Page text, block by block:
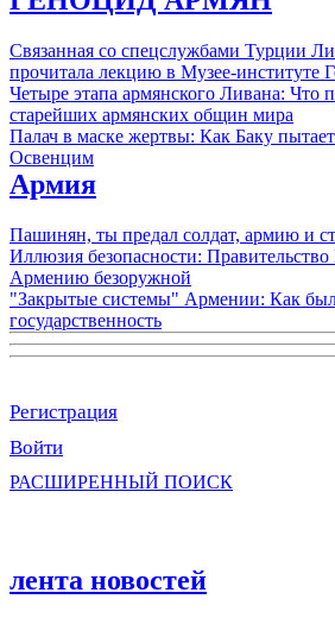
Связанная со спецслужбами Турции
прочитала лекцию в Музее-институте
Четыре этапа армянского Ливана: Что
старейших армянских общин мира
Палач в маске жертвы: Как Баку
Освенцим
Армия
Пашинян, ты предал солдат, армию и
Иллюзия безопасности:
Армению безоружной
"Закрытые системы" Армении: Как
государственность
Регистрация
Войти
РАСШИРЕННЫЙ ПОИСК
лента новостей